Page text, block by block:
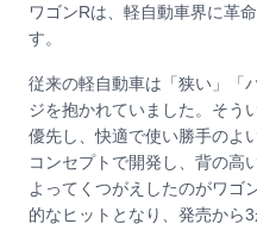
ワゴンRは、軽自動車界に革
す。
従来の軽自動車は「狭い」「
ジを抱かれていました。そう
優先し、快適で使い勝手のよ
コンセプトで開発し、背の高
よってくつがえしたのがワゴ
的なヒットとなり、発売から